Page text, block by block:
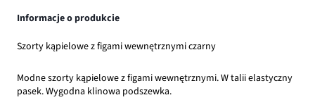
Informacje o produkcie
Szorty kąpielowe z figami wewnętrznymi czarny
Modne szorty kąpielowe z figami wewnętrznymi. W talii elastyczny
pasek. Wygodna klinowa podszewka.